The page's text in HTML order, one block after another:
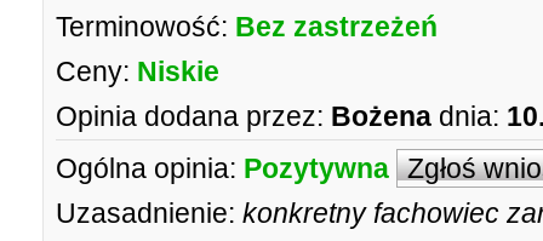
Terminowość: Bez zastrzeżeń
Ceny: Niskie
Opinia dodana przez: Bożena dnia:
Ogólna opinia: Pozytywna Zgłoś
Uzasadnienie: konkretny fachowiec